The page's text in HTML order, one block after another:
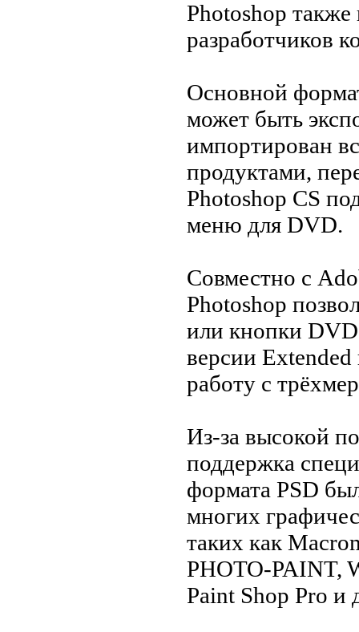
Photoshop
разработчиков
Основной
может быть
импортирован
продуктами,
Photoshop CS
меню для DVD.
Совместно с
Photoshop
или кнопки
версии
работу с
Из-за высокой
поддержка
формата PSD
многих
таких как
PHOTO-PAINT,
Paint Shop Pro и